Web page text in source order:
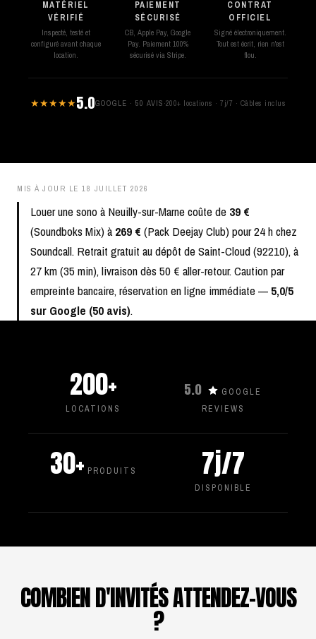
MATÉRIEL
VÉRIFIÉ
Inspecté, testé et
configuré avant chaque
location.
PAIEMENT
SÉCURISÉ
CB, Apple Pay, Google
Pay. Paiement 100%
sécurisé via Stripe.
CONTRAT
OFFICIEL
Signé électroniquement.
Tout est écrit, rien n'est
flou.
★★★★★5.0GOOGLE · 50 AVIS ·200+ locations · 7j/7 · Câbles inclus
MIS À JOUR LE 18 JUILLET 2026
Louer une sono à Neuilly-sur-Marne coûte de 39 €
(Soundboks Mix) à269 € (Pack Deejay Club) pour 24 h chez
Soundcall. Retrait gratuit au dépôt de Saint-Cloud (92210), à
27 km (35 min), livraison dès 50 € aller-retour. Caution par
empreinte bancaire, réservation en ligne immédiate — 5,0/5
sur Google (50 avis).
200+
LOCATIONS
5.0
GOOGLE
REVIEWS
30+ PRODUITS 7j/7
DISPONIBLE
COMBIEN D'INVITÉS ATTENDEZ-VOUS
?